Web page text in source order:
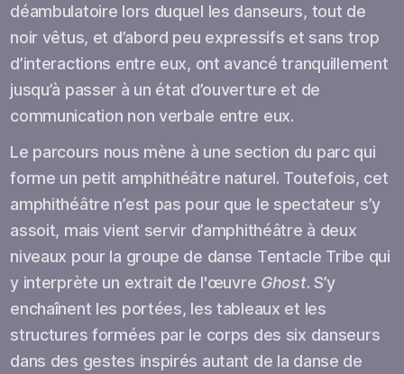
déambulatoire lors duquel les danseurs, tout de
noir vêtus, et d’abord peu expressifs et sans trop
d’interactions entre eux, ont avancé tranquillement
jusqu’à passer à un état d’ouverture et de
communication non verbale entre eux.
Le parcours nous mène à une section du parc qui
forme un petit amphithéâtre naturel. Toutefois, cet
amphithéâtre n’est pas pour que le spectateur s’y
assoit, mais vient servir d’amphithéâtre à deux
niveaux pour la groupe de danse Tentacle Tribe qui
y interprète un extrait de l'œuvre Ghost. S’y
enchaînent les portées, les tableaux et les
structures formées par le corps des six danseurs
dans des gestes inspirés autant de la danse de